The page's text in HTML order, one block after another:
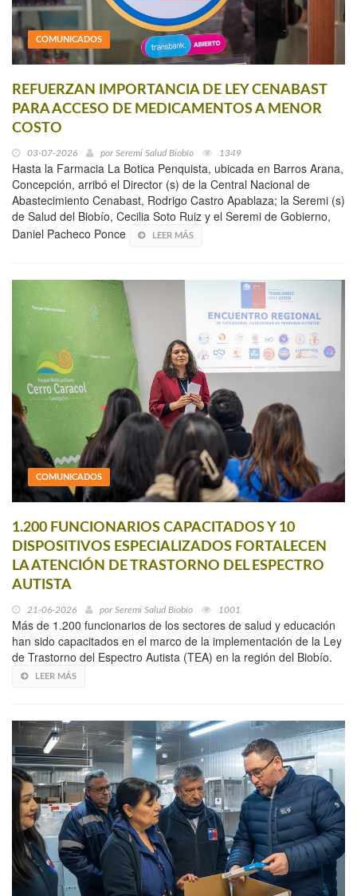
COMUNICADOS
REFUERZAN IMPORTANCIA DE LEY CENABAST
PARA ACCESO DE MEDICAMENTOS A MENOR
COSTO
03-07-2026 por Seremi Salud Biobío 1349
Hasta la Farmacia La Botica Penquista, ubicada en Barros Arana,
Concepción, arribó el Director (s) de la Central Nacional de
Abastecimiento Cenabast, Rodrigo Castro Apablaza; la Seremi (s)
de Salud del Biobío, Cecilia Soto Ruiz y el Seremi de Gobierno,
Daniel Pacheco Ponce
LEER MÁS
COMUNICADOS
1.200 FUNCIONARIOS CAPACITADOS Y 10
DISPOSITIVOS ESPECIALIZADOS FORTALECEN
LA ATENCIÓN DE TRASTORNO DEL ESPECTRO
AUTISTA
21-06-2026 por Seremi Salud Biobío 1001
Más de 1.200 funcionarios de los sectores de salud y educación
han sido capacitados en el marco de la implementación de la Ley
de Trastorno del Espectro Autista (TEA) en la región del Biobío.
LEER MÁS